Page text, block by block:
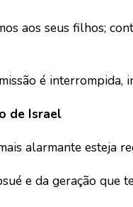
aos seus filhos;
é interrompida,
de Israel
alarmante esteja
e da geração que